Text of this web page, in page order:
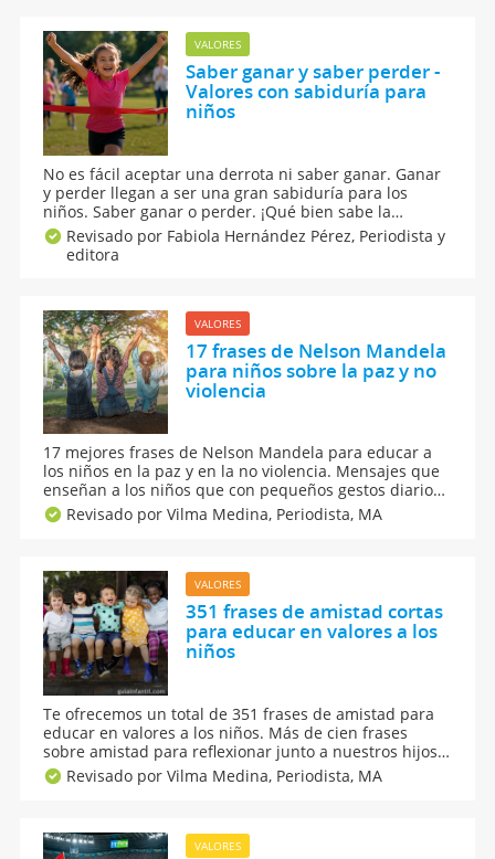
VALORES
Saber ganar y saber perder -
Valores con sabiduría para
niños
No es fácil aceptar una derrota ni saber ganar. Ganar
y perder llegan a ser una gran sabiduría para los
niños. Saber ganar o perder. ¡Qué bien sabe la
victoria! Ganar un partido, un torneo o una partida es
una fiesta sobre todo para los niños. Celebrar la
victoria es saber perder dignamente.
Revisado por Fabiola Hernández Pérez, Periodista y
editora
VALORES
17 frases de Nelson Mandela
para niños sobre la paz y no
violencia
17 mejores frases de Nelson Mandela para educar a
los niños en la paz y en la no violencia. Mensajes que
enseñan a los niños que con pequeños gestos diarios
podemos cultivar la paz en el mundo y hacerlo más
humano y sin desigualdades. Frases para concienciar
Revisado por Vilma Medina, Periodista, MA
VALORES
351 frases de amistad cortas
para educar en valores a los
niños
Te ofrecemos un total de 351 frases de amistad para
educar en valores a los niños. Más de cien frases
sobre amistad para reflexionar junto a nuestros hijos.
Fortalece el vínculo de tu hijo con sus amigos y
enséñale a cuidarlos desde pequeños. El valor de la
Revisado por Vilma Medina, Periodista, MA
VALORES